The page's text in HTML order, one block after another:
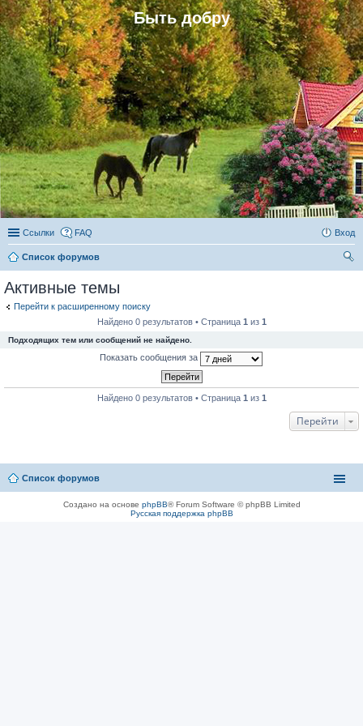
Быть добру
Ссылки FAQ Вход
Список форумов
Активные темы
Перейти к расширенному поиску
Найдено 0 результатов • Страница 1 из 1
Подходящих тем или сообщений не найдено.
Показать сообщения за
Найдено 0 результатов • Страница 1 из 1
Перейти
Список форумов
Создано на основе phpBB® Forum Software © phpBB Limited
Русская поддержка phpBB